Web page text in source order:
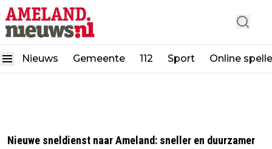
Nieuws Gemeente 112 Sport Online
Nieuwe sneldienst naar Ameland: sneller en duurzamer